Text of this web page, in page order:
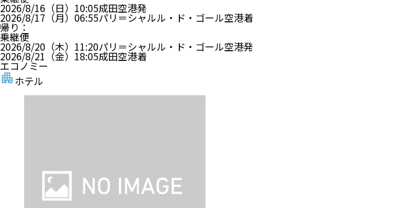
2026/8/16（日） 10:05成田空港発
2026/8/17（月） 06:55パリ＝シャルル・ド・ゴール空港着
帰り ：
乗継便
2026/8/20（木） 11:20パリ＝シャルル・ド・ゴール空港発
2026/8/21（金） 18:05成田空港着
エコノミー
ホテル